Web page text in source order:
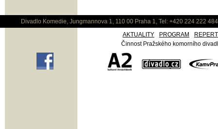
Divadlo Komedie, Jungmannova 1, 110 00 Praha 1, Tel: +420 224 222
AKTUALITY
PROGRAM
Činnost Pražského komorního